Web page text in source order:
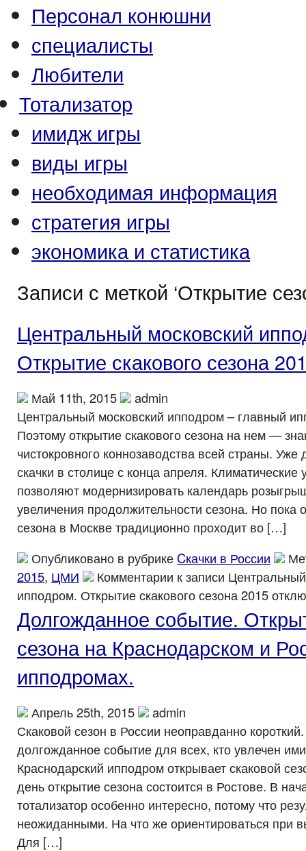
Персонал конюшни
специалисты
Любители
Тотализатор
имидж игры
виды игры
необходимая информация
стратегия игры
экономика и статистика
Записи с меткой ‘Открытие
Центральный московский
Открытие скакового сезона
Май 11th, 2015
admin
Центральный московский ипподром – главный
Поэтому открытие скакового сезона на нем —
чистокровного коннозаводства всей страны. Уже
скачки в столице с конца апреля.
позволяют модернизировать календарь
увеличения продолжительности сезона. Но пока
сезона в Москве традиционно проходит во […]
Опубликовано в рубрике Cкачки в России
2015, ЦМИ Комментарии к записи
ипподром. Открытие скакового сезона 2015
Долгожданное событие.
сезона на Краснодарском и
ипподромах.
Апрель 25th, 2015
admin
Скаковой сезон в России неоправданно
долгожданное событие для всех, кто увлечен
Краснодарский ипподром открывает скаковой
день открытие сезона состоится в Ростове. В
тотализатор особенно интересно, потому что
неожиданными. На что же ориентироваться при
Для […]